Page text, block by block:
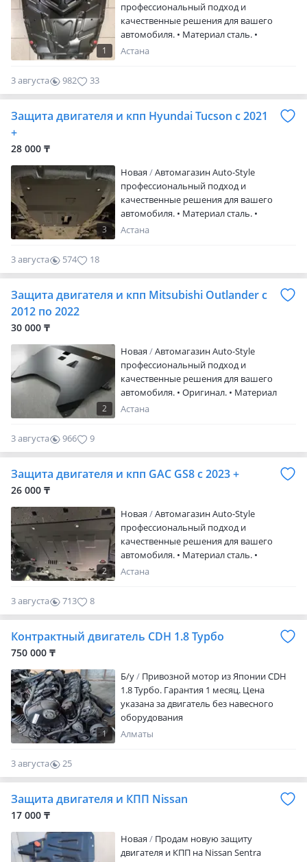
1
профессиональный подход и
качественные решения для вашего
автомобиля. • Материал сталь. •
Толщина 2 мм. • Порошковое покрытие.
регионы. Посмотрите другие наши
объявления — возможно, найдёте
Астана
3 августа 982 33
Защита двигателя и кпп Hyundai Tucson с 2021
+
28 000 ₸
3
Новая
Автомагазин Auto-Style
профессиональный подход и
качественные решения для вашего
автомобиля. • Материал сталь. •
Толщина 2 мм. • Порошковое покрытие.
регионы. Посмотрите другие наши
объявления — возможно, найдёте
Астана
3 августа 574 18
Защита двигателя и кпп Mitsubishi Outlander с
2012 по 2022
30 000 ₸
2
Новая
Автомагазин Auto-Style
профессиональный подход и
качественные решения для вашего
автомобиля. • Оригинал. • Материал
сталь. • Толщина 2 мм. • Порошковое
объявления — возможно, найдёте
именно то, что искали
Астана
3 августа 966 9
Защита двигателя и кпп GAC GS8 с 2023 +
26 000 ₸
2
Новая
Автомагазин Auto-Style
профессиональный подход и
качественные решения для вашего
автомобиля. • Материал сталь. •
Толщина 2 мм. • Порошковое покрытие.
наши объявления — возможно, найдёте
именно то, что искали
Астана
3 августа 713 8
Контрактный двигатель CDH 1.8 Турбо
750 000 ₸
1
Б/у
Привозной мотор из Японии CDH
1.8 Турбо. Гарантия 1 месяц. Цена
указана за двигатель без навесного
оборудования
Алматы
3 августа
25
0
Защита двигателя и КПП Nissan
17 000 ₸
Новая
Продам новую защиту
двигателя и КПП на Nissan Sentra